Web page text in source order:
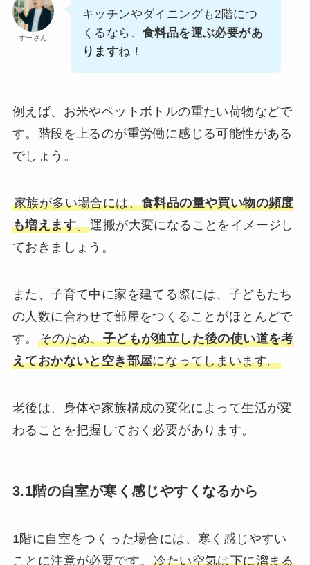
すーさん
キッチンやダイニングも2階につ
くるなら、 食料品を運ぶ必要があ
りますね！
例えば、お米やペットボトルの重たい荷物などで
す。階段を上るのが重労働に感じる可能性がある
でしょう。
家族が多い場合には、食料品の量や買い物の頻度
も増えます。運搬が大変になることをイメージし
ておきましょう。
また、子育て中に家を建てる際には、子どもたち
の人数に合わせて部屋をつくることがほとんどで
す。 そのため、子どもが独立した後の使い道を考
えておかないと空き部屋になってしまいます。
老後は、身体や家族構成の変化によって生活が変
わることを把握しておく必要があります。
3.1階の自室が寒く感じやすくなるから
1階に自室をつくった場合には、寒く感じやすい
ことに注意が必要です。冷たい空気は下に溜まる